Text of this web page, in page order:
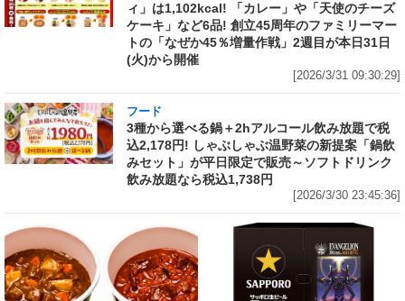
ィ」は1,102kcal! 「カレー」や「天使のチーズ
ケーキ」など6品! 創立45周年のファミリーマー
トの「なぜか45％増量作戦」2週目が本日31日
(火)から開催
[2026/3/31 09:30:29]
フード
3種から選べる鍋＋2hアルコール飲み放題で税
込2,178円! しゃぶしゃぶ温野菜の新提案「鍋飲
みセット」が平日限定で販売～ソフトドリンク
飲み放題なら税込1,738円
[2026/3/30 23:45:36]